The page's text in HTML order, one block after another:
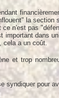
la
n'est pas
important dans
cela a un coût.
et trop
syndiquer pour